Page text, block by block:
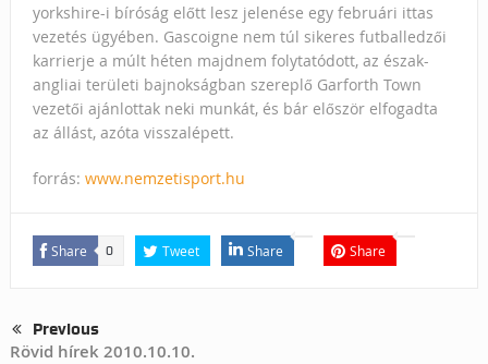
yorkshire-i bíróság előtt lesz jelenése egy februári ittas
vezetés ügyében. Gascoigne nem túl sikeres futballedzői
karrierje a múlt héten majdnem folytatódott, az észak-
angliai területi bajnokságban szereplő Garforth Town
vezetői ajánlottak neki munkát, és bár először elfogadta
az állást, azóta visszalépett.
forrás: www.nemzetisport.hu
Share 0 Tweet Share Share
Previous
Rövid hírek 2010.10.10.